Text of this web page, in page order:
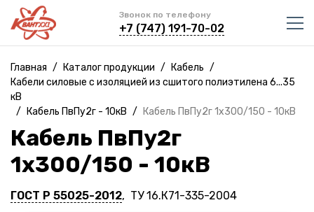
Звонок по телефону
+7 (747) 191-70-02
Главная / Каталог продукции / Кабель /
Кабели силовые с изоляцией из сшитого полиэтилена 6...35
кВ
/
Кабель ПвПу2г - 10кВ / Кабель ПвПу2г 1х300/150 - 10кВ
Кабель ПвПу2г
1х300/150 - 10кВ
ГОСТ Р 55025-2012, ТУ 16.К71-335-2004